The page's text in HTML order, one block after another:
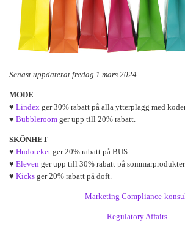
Senast uppdaterat fredag 1 mars 2024.
MODE
♥ Lindex ger 30% rabatt på alla ytterplagg med
♥ Bubbleroom ger upp till 20% rabatt.
SKÖNHET
♥ Hudoteket ger 20% rabatt på BUS.
♥ Eleven ger upp till 30% rabatt på
♥ Kicks ger 20% rabatt på doft.
Marketing Compliance-
Regulatory Affairs